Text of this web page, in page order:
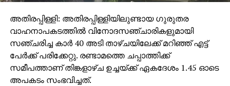
അതിരപ്പിള്ളി: അതിരപ്പിള്ളിയിലുണ്ടായ ഗുരുതര
വാഹനാപകടത്തില്‍ വിനോദസഞ്ചാരികളുമായി
സഞ്ചരിച്ച കാര്‍ 40 അടി താഴ്ചയിലേക്ക് മറിഞ്ഞ് എട്ട്
പേര്‍ക്ക് പരിക്കേറ്റു. രണ്ടാമത്തെ ചപ്പാത്തിക്ക്
സമീപത്താണ് തിങ്കളാഴ്ച ഉച്ചയ്ക്ക് ഏകദേശം 1.45 ഓടെ
അപകടം സംഭവിച്ചത്.